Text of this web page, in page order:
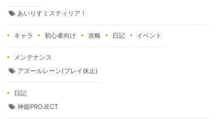
あいりすミスティリア！
キャラ 初心者向け 攻略 日記 イベント
メンテナンス
アズールレーン(プレイ休止)
日記
神姫PROJECT